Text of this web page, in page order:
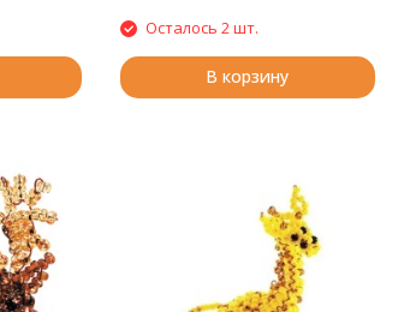
Осталось 2 шт.
В корзину